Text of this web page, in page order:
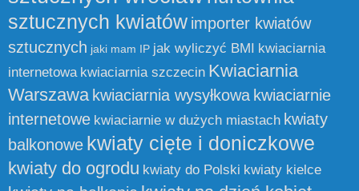
sztucznych kwiatów importer kwiatów
sztucznych jaki mam IP jak wyliczyć BMI kwiaciarnia
internetowa kwiaciarnia szczecin Kwiaciarnia
Warszawa kwiaciarnia wysyłkowa kwiaciarnie
internetowe kwiaciarnie w dużych miastach kwiaty
balkonowe kwiaty cięte i doniczkowe
kwiaty do ogrodu kwiaty do Polski kwiaty kielce